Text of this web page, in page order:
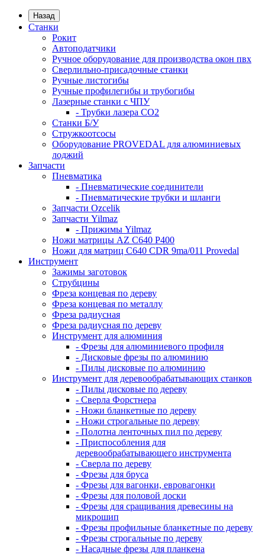
Назад
Станки
Рокит
Автоподатчики
Ручное оборудование для производства окон пвх
Сверлильно-присадочные станки
Ручные листогибы
Ручные профилегибы и трубогибы
Лазерные станки с ЧПУ
- Трубки лазера CO2
Станки Б/У
Стружкоотсосы
Оборудование PROVEDAL для алюминиевых
лоджий
Запчасти
Пневматика
- Пневматические соединители
- Пневматические трубки и шланги
Запчасти Ozcelik
Запчасти Yilmaz
- Прижимы Yilmaz
Ножи матрицы AZ C640 P400
Ножи для матриц C640 CDR 9ma/011 Provedal
Инструмент
Зажимы заготовок
Струбцины
Фреза концевая по дереву
Фреза концевая по металлу
Фреза радиусная
Фреза радиусная по дереву
Инструмент для алюминия
- Фрезы для алюминиевого профиля
- Дисковые фрезы по алюминию
- Пилы дисковые по алюминию
Инструмент для деревообрабатывающих станков
- Пилы дисковые по дереву
- Сверла Форстнера
- Ножи бланкетные по дереву
- Ножи строгальные по дереву
- Полотна ленточных пил по дереву
- Приспособления для
деревообрабатывающего инструмента
- Сверла по дереву
- Фрезы для бруса
- Фрезы для вагонки, евровагонки
- Фрезы для половой доски
- Фрезы для сращивания древесины на
микрошип
- Фрезы профильные бланкетные по дереву
- Фрезы строгальные по дереву
- Насадные фрезы для планкена